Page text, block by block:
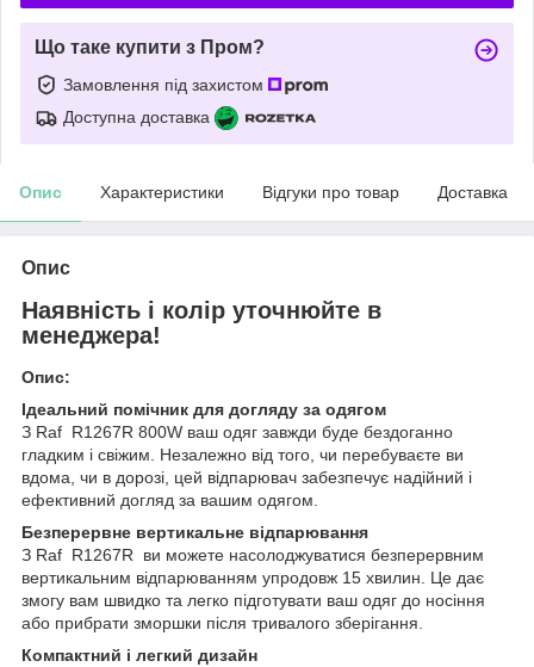
Що таке купити з Пром?
Замовлення під захистом
Доступна доставка
Опис Характеристики Відгуки про товар Доставка
Опис
Наявність і колір уточнюйте в
менеджера!
Опис:
Ідеальний помічник для догляду за одягом
З Raf R1267R 800W ваш одяг завжди буде бездоганно
гладким і свіжим. Незалежно від того, чи перебуваєте ви
вдома, чи в дорозі, цей відпарювач забезпечує надійний і
ефективний догляд за вашим одягом.
Безперервне вертикальне відпарювання
З Raf R1267R ви можете насолоджуватися безперервним
вертикальним відпарюванням упродовж 15 хвилин. Це дає
змогу вам швидко та легко підготувати ваш одяг до носіння
або прибрати зморшки після тривалого зберігання.
Компактний і легкий дизайн